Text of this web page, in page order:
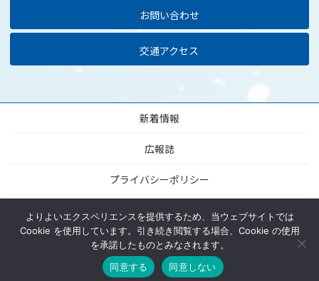
お問い合わせ
交通アクセス
新着情報
広報誌
プライバシーポリシー
当サイトについて
サイトマップ
© The University of Osaka Dental Hospital All Rights Reserved.
HOME ACCESS
よりよいエクスペリエンスを提供するため、当ウェブサイトでは
Cookie を使用しています。引き続き閲覧する場合、Cookie の使用
を承諾したものとみなされます。
同意する
同意しない